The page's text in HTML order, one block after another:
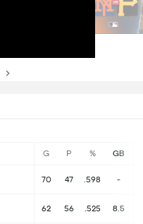
G P % GB
70 47 .598 -
62 56 .525 8.5